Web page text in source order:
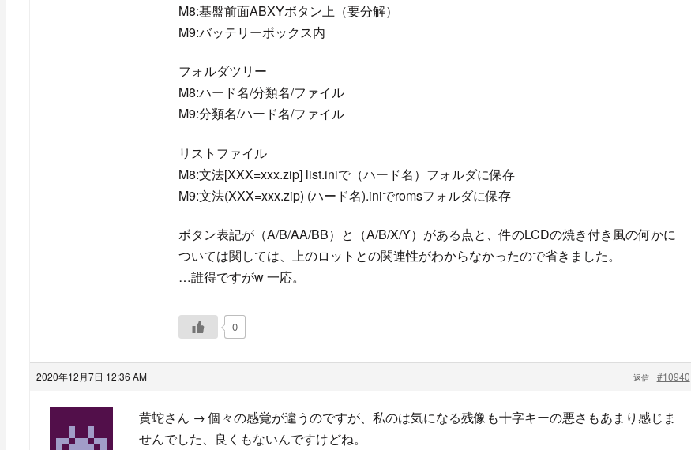
M8:基盤前面ABXYボタン上（要分解）
M9:バッテリーボックス内
フォルダツリー
M8:ハード名/分類名/ファイル
M9:分類名/ハード名/ファイル
リストファイル
M8:文法[XXX=xxx.zip] list.iniで（ハード名）フォルダに保存
M9:文法(XXX=xxx.zip) (ハード名).iniでromsフォルダに保存
ボタン表記が（A/B/AA/BB）と（A/B/X/Y）がある点と、件のLCDの焼き付き風の何かに
ついては関しては、上のロットとの関連性がわからなかったので省きました。
…誰得ですがw 一応。
0
2020年12月7日 12:36 AM #10940
返信
黄蛇さん → 個々の感覚が違うのですが、私のは気になる残像も十字キーの悪さもあまり感じま
せんでした、良くもないんですけどね。